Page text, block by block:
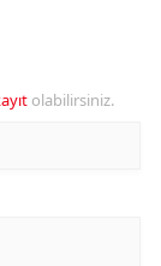
olabilirsiniz.